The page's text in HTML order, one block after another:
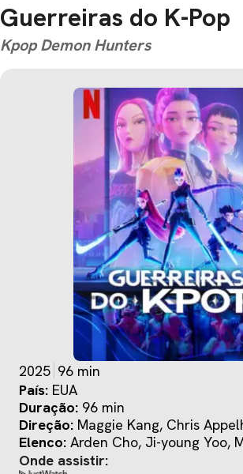
Guerreiras do K-Pop
Kpop Demon Hunters
2025 96 min
País: EUA
Duração: 96 min
Direção:
Maggie Kang, Chris
Elenco:
Onde assistir: